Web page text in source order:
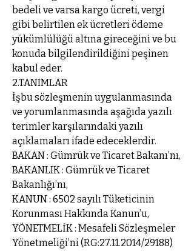
bedeli ve varsa kargo ücreti, vergi
gibi belirtilen ek ücretleri ödeme
yükümlülüğü altına gireceğini ve bu
konuda bilgilendirildiğini peşinen
kabul eder.
2.TANIMLAR
İşbu sözleşmenin uygulanmasında
ve yorumlanmasında aşağıda yazılı
terimler karşılarındaki yazılı
açıklamaları ifade edeceklerdir.
BAKAN : Gümrük ve Ticaret Bakanı’nı,
BAKANLIK : Gümrük ve Ticaret
Bakanlığı’nı,
KANUN : 6502 sayılı Tüketicinin
Korunması Hakkında Kanun’u,
YÖNETMELİK : Mesafeli Sözleşmeler
Yönetmeliği’ni (RG:27.11.2014/29188)